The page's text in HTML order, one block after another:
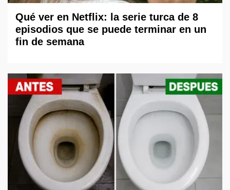
Qué ver en Netflix: la serie turca de 8
episodios que se puede terminar en un
fin de semana